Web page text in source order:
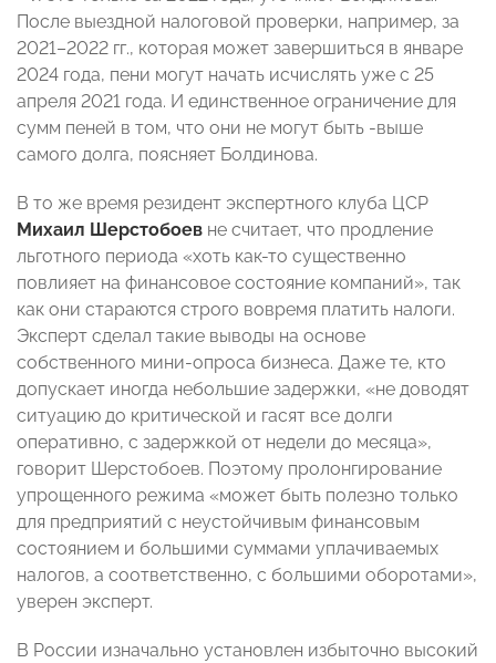
После выездной налоговой проверки, например, за
2021–2022 гг., которая может завершиться в январе
2024 года, пени могут начать исчислять уже с 25
апреля 2021 года. И единственное ограничение для
сумм пеней в том, что они не могут быть -выше
самого долга, поясняет Болдинова.
В то же время резидент экспертного клуба ЦСР
Михаил Шерстобоев не считает, что продление
льготного периода «хоть как-то существенно
повлияет на финансовое состояние компаний», так
как они стараются строго вовремя платить налоги.
Эксперт сделал такие выводы на основе
собственного мини-опроса бизнеса. Даже те, кто
допускает иногда небольшие задержки, «не доводят
ситуацию до критической и гасят все долги
оперативно, с задержкой от недели до месяца»,
говорит Шерстобоев. Поэтому пролонгирование
упрощенного режима «может быть полезно только
для предприятий с неустойчивым финансовым
состоянием и большими суммами уплачиваемых
налогов, а соответственно, с большими оборотами»,
уверен эксперт.
В России изначально установлен избыточно высокий